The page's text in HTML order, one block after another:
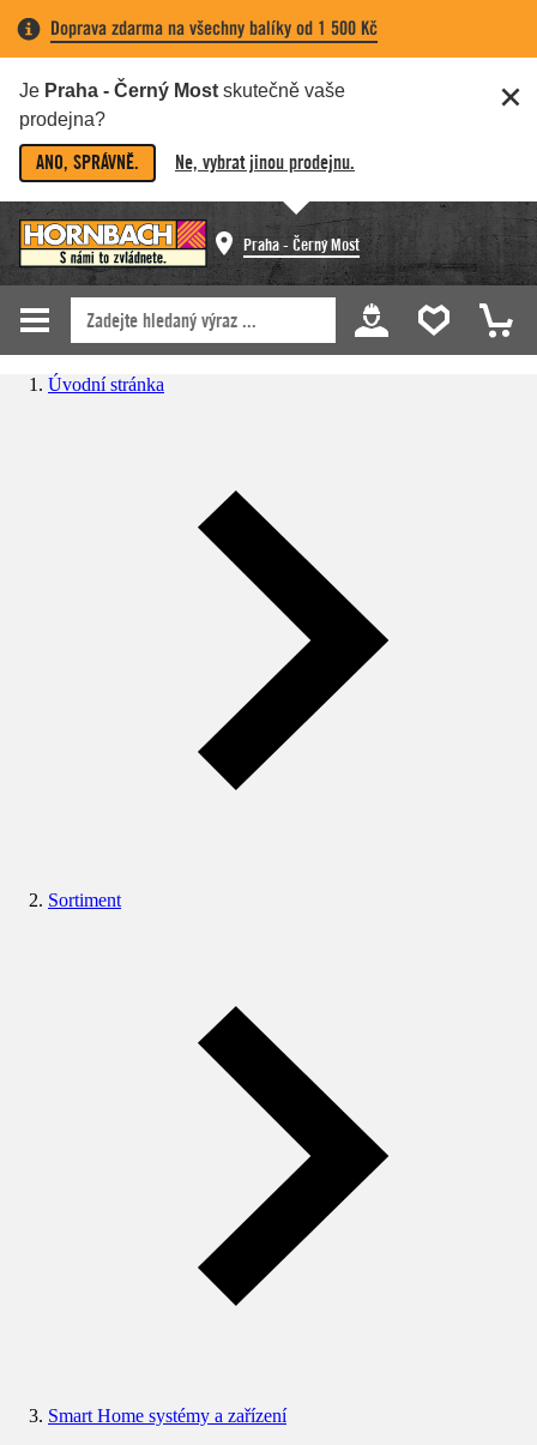
Doprava zdarma na všechny balíky od 1 500 Kč
Je Praha - Černý Most skutečně vaše
prodejna?
ANO, SPRÁVNĚ. Ne, vybrat jinou prodejnu.
Praha - Černý Most
Úvodní stránka
Sortiment
Smart Home systémy a zařízení